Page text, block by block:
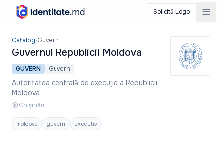
Solicită Logo
Catalog›Guvern
Guvernul Republicii Moldova
GUVERN Guvern
Autoritatea centrală de execuție a Republicii
Moldova
Chișinău
moldova guvern executiv